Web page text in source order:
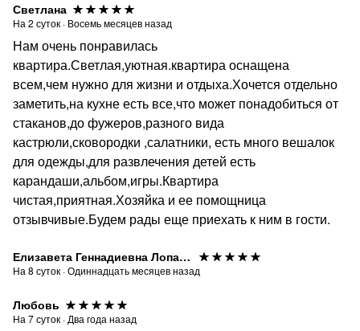
Светлана
На 2 суток · Восемь месяцев назад
Нам очень понравилась
квартира.Светлая,уютная.квартира оснащена
всем,чем нужно для жизни и отдыха.Хочется отдельно
заметить,на кухне есть все,что может понадобиться от
стаканов,до фужеров,разного вида
кастрюли,сковородки ,салатники, есть много вешалок
для одежды,для развлечения детей есть
карандаши,альбом,игры.Квартира
чистая,приятная.Хозяйка и ее помощница
отзывчивые.Будем рады еще приехать к ним в гости.
Елизавета Геннадиевна Лопатина
На 8 суток ·Одиннадцать месяцев назад
Любовь
На 7суток · Два года назад